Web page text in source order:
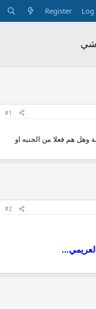
Log
Register
#1
وهل هم فعلا من الجنبه او
#2